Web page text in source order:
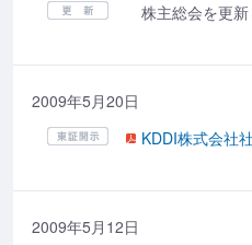
株主総会を更新
2009年5月20日
KDDI株式会社
2009年5月12日